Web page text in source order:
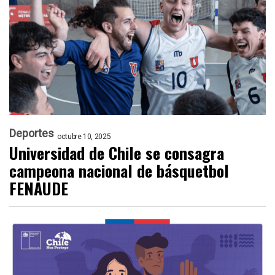
Deportes octubre 10, 2025
Universidad de Chile se consagra
campeona nacional de básquetbol
FENAUDE